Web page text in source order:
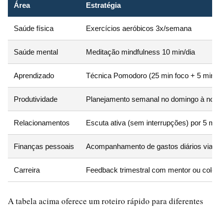
Área Estratégia
Saúde física Exercícios aeróbicos 3x/semana
Saúde mental Meditação mindfulness 10 min/dia
Aprendizado Técnica Pomodoro (25 min foco + 5 min
Produtividade Planejamento semanal no domingo à
Relacionamentos Escuta ativa (sem interrupções) por 5
Finanças pessoais Acompanhamento de gastos diários via
Carreira Feedback trimestral com mentor ou
A tabela acima oferece um roteiro rápido para diferentes